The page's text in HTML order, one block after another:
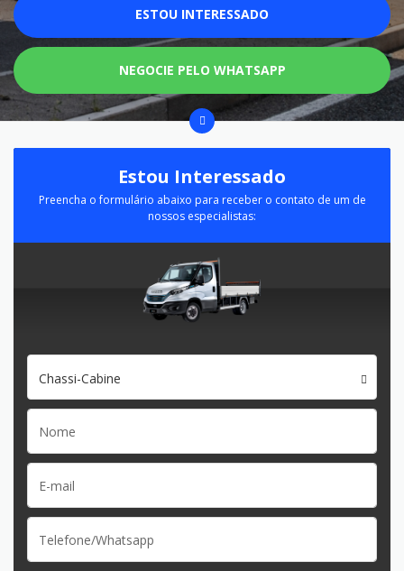
ESTOU INTERESSADO
NEGOCIE PELO WHATSAPP
Estou Interessado
Preencha o formulário abaixo para receber o contato de um de
nossos especialistas:
Chassi-Cabine